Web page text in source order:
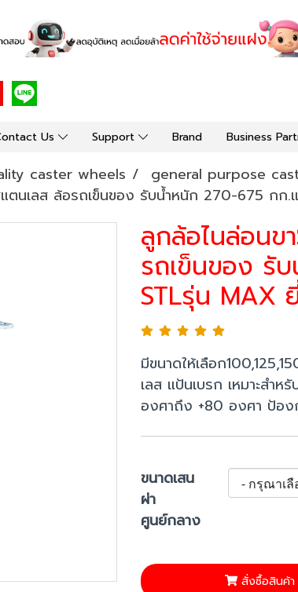
Us Support Brand Business
caster wheels general purpose
ตนเลส ล้อรถเข็นของ รับน้ำหนัก 270-675 กก.
ลูกล้อไนล่อนข
รถเข็นของ รั
STLรุ่น MAX
มีขนาดให้เลือก
เลส แป้นเบรก เหมาะส
องศาถึง +80 องศา ป้อง
ขนาดเสน
ผ่า
ศูนย์กลาง
สั่งซื้อสินค้า